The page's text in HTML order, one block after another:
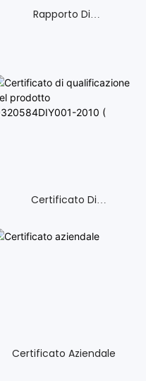
Rapporto Di
Certificato Di
Prodotto
Certificato Aziendale